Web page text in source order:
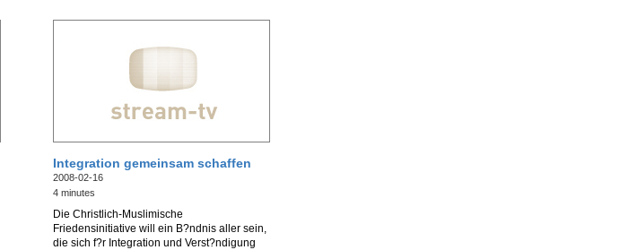
Integration gemeinsam schaffen
2008-02-16
4 minutes
Die Christlich-Muslimische
Friedensinitiative will ein B?ndnis aller sein,
die sich f?r Integration und Verst?ndigung